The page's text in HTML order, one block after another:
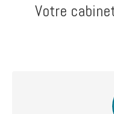
Votre